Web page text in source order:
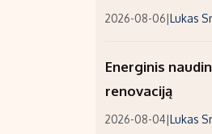
2026-08-06|Lukas
Energinis
renovaciją
2026-08-04|Lukas